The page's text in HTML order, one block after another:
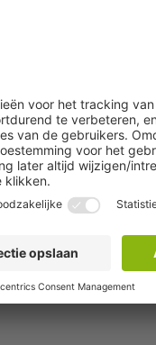
en het
voor je
het
hanteert. Met
kenteken en